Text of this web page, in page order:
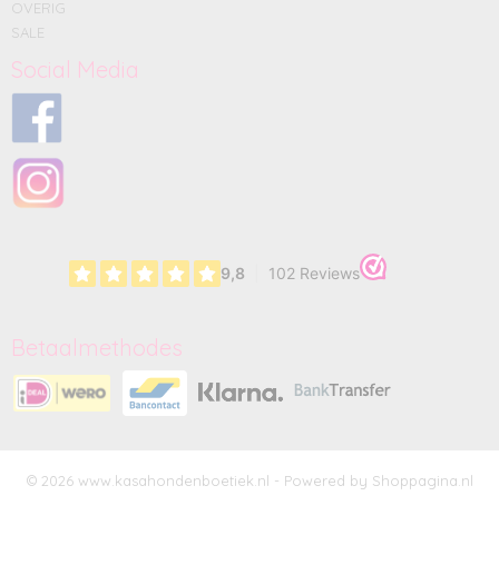
OVERIG
SALE
Social Media
Betaalmethodes
© 2026 www.kasahondenboetiek.nl - Powered by Shoppagina.nl